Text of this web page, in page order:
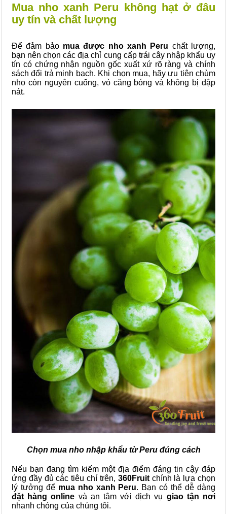
Mua nho xanh Peru không hạt ở đâu
uy tín và chất lượng
Để đảm bảo mua được nho xanh Peru chất lượng,
bạn nên chọn các địa chỉ cung cấp trái cây nhập khẩu uy
tín có chứng nhận nguồn gốc xuất xứ rõ ràng và chính
sách đổi trả minh bạch. Khi chọn mua, hãy ưu tiên chùm
nho còn nguyên cuống, vỏ căng bóng và không bị dập
nát.
Chọn mua nho nhập khẩu từ Peru đúng cách
Nếu bạn đang tìm kiếm một địa điểm đáng tin cậy đáp
ứng đầy đủ các tiêu chí trên, 360Fruit chính là lựa chọn
lý tưởng để mua nho xanh Peru. Bạn có thể dễ dàng
đặt hàng online và an tâm với dịch vụ giao tận nơi
nhanh chóng của chúng tôi.